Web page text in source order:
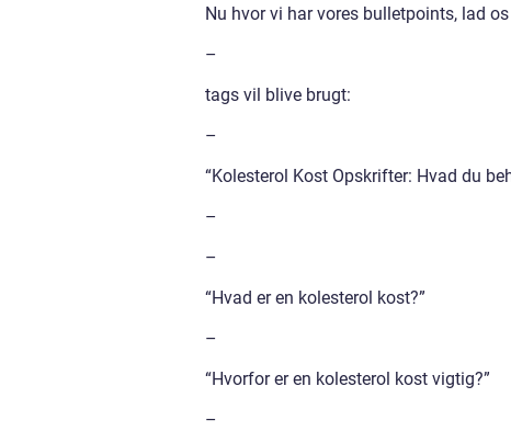
Nu hvor vi har vores bulletpoints, lad
–
tags vil blive brugt:
–
“Kolesterol Kost Opskrifter: Hvad du
–
–
“Hvad er en kolesterol kost?”
–
“Hvorfor er en kolesterol kost vigtig?”
–